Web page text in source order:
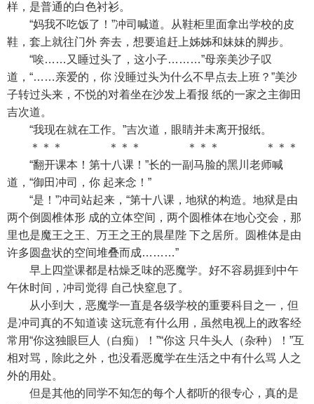
样，是普通的白色衬衫。
“妈我不吃饭了！”冲司喊道。从鞋柜里面拿出学校的皮
鞋，套上就往门外 奔去，想要追赶上姊姊和妹妹的脚步。
“唉……又睡过头了，这小子………”母亲美沙子叹
道，“……亲爱的，你 没睡过头为什么不早点去上班？”美沙
子转过头来，不悦的对着坐在沙发上看报 纸的一家之主御田
吉次道。
“我现在就在工作。”吉次道，眼睛并未离开报纸。
＊＊＊ ＊＊＊ ＊＊＊ ＊＊＊
“翻开课本！第十八课！”长的一副马脸的黑川老师喊
道，“御田冲司，你 起来念！”
“是！”冲司站起来，“第十八课，地狱的构造。地狱是由
两个倒圆椎体形 成的立体空间，两个圆椎体在地心交会，那
里也是魔王之王、万王之王的晨星陛 下之居所。圆椎体是由
许多圆盘状的空间堆叠而成………”
早上四堂课都是枯燥乏味的恶魔学。好不容易捱到中午
午休时间，冲司觉得 自己快窒息了。
从小到大，恶魔学一直是各级学校的重要科目之一，但
是冲司真的不知道读 这玩意有什么用，虽然电视上的政客经
常用“你这独眼巨人（白痴）！”“你这 只牛头人（杂种）！”互
相对骂，除此之外，也没看恶魔学在生活之中有什么骂 人之
外的用处。
但是其他的同学不知怎的每个人都听的很专心，真的是